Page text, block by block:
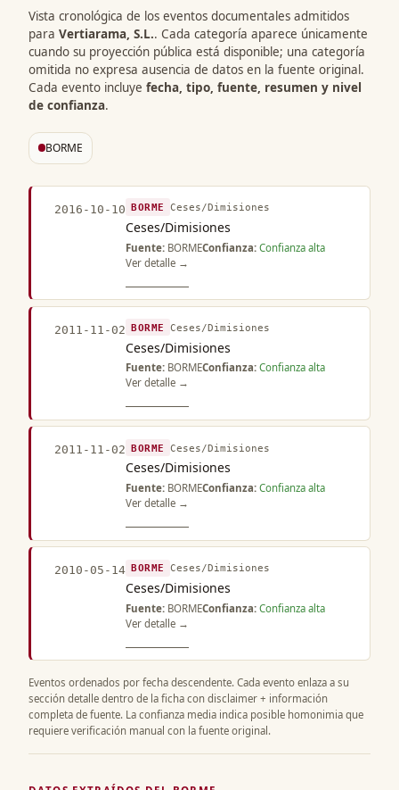
Vista cronológica de los eventos documentales admitidos
para Vertiarama, S.L.. Cada categoría aparece únicamente
cuando su proyección pública está disponible; una categoría
omitida no expresa ausencia de datos en la fuente original.
Cada evento incluye fecha, tipo, fuente, resumen y nivel
de confianza.
BORME
2016-10-10 BORME Ceses/Dimisiones
Ceses/Dimisiones
Fuente: BORMEConfianza: Confianza alta
Ver detalle →
2011-11-02 BORME Ceses/Dimisiones
Ceses/Dimisiones
Fuente: BORMEConfianza: Confianza alta
Ver detalle →
2011-11-02 BORME Ceses/Dimisiones
Ceses/Dimisiones
Fuente: BORMEConfianza: Confianza alta
Ver detalle →
2010-05-14 BORME Ceses/Dimisiones
Ceses/Dimisiones
Fuente: BORMEConfianza: Confianza alta
Ver detalle →
Eventos ordenados por fecha descendente. Cada evento enlaza a su
sección detalle dentro de la ficha con disclaimer + información
completa de fuente. La confianza media indica posible homonimia que
requiere verificación manual con la fuente original.